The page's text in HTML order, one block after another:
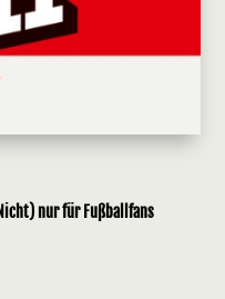
nur für Fußballfans